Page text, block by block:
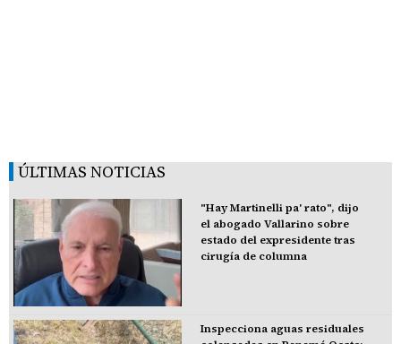
ÚLTIMAS NOTICIAS
"Hay Martinelli pa' rato", dijo
el abogado Vallarino sobre
estado del expresidente tras
cirugía de columna
Inspecciona aguas residuales